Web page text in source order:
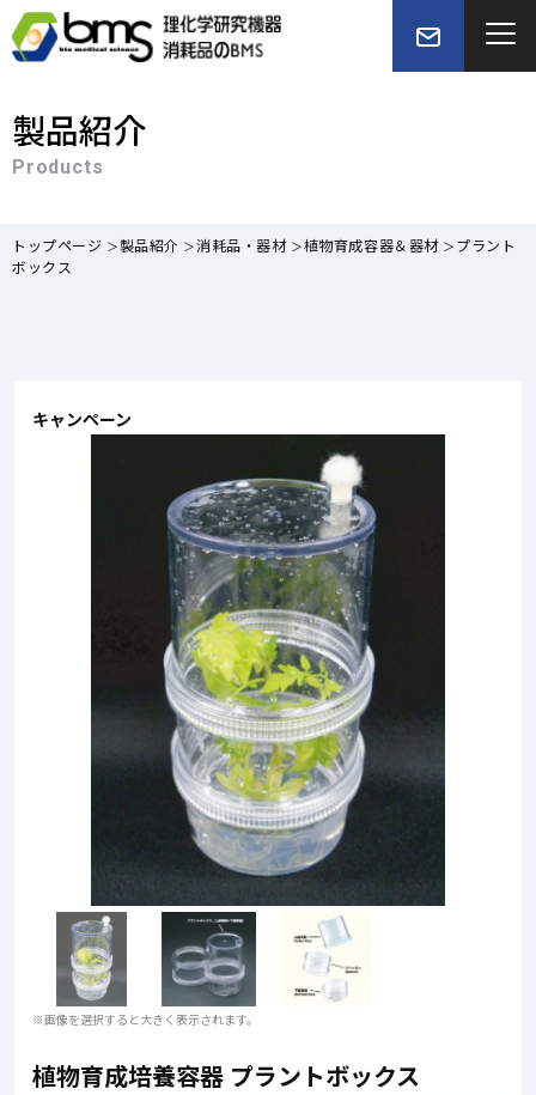
製品紹介
Products
トップページ 製品紹介 消耗品・器材 植物育成容器＆器材
プラント
ボックス
キャンペーン
※画像を選択すると大きく表示されます。
植物育成培養容器 プラントボックス